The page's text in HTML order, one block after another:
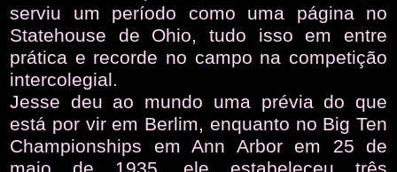
serviu um período como uma página no
Statehouse de Ohio, tudo isso em entre
prática e recorde no campo na competição
intercolegial.
Jesse deu ao mundo uma prévia do que
está por vir em Berlim, enquanto no Big Ten
Championships em Ann Arbor em 25 de